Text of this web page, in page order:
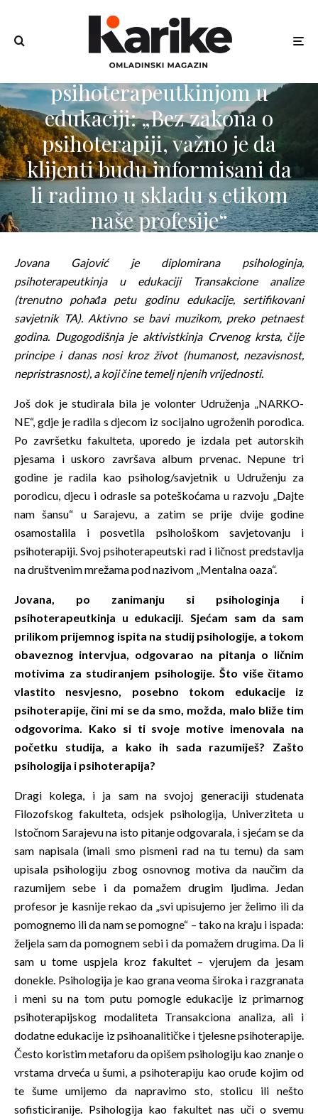
Intervju s Jovanom Gajović,
psihologinjom i
psihoterapeutkinjom u
edukaciji: „Bez zakona o
psihoterapiji, važno je da
klijenti budu informisani da
li radimo u skladu s etikom
naše profesije“
Ognjen Pjano Pitaj psihologa · 02/11/2022 ·
12 min read
Jovana Gajović je diplomirana psihologinja,
psihoterapeutkinja u edukaciji Transakcione analize
(trenutno pohađa petu godinu edukacije, sertifikovani
savjetnik TA). Aktivno se bavi muzikom, preko petnaest
godina. Dugogodišnja je aktivistkinja Crvenog krsta, čije
principe i danas nosi kroz život (humanost, nezavisnost,
nepristrasnost), a koji čine temelj njenih vrijednosti.
Još dok je studirala bila je volonter Udruženja „NARKO-
NE“, gdje je radila s djecom iz socijalno ugroženih porodica.
Po završetku fakulteta, uporedo je izdala pet autorskih
pjesama i uskoro završava album prvenac. Nepune tri
godine je radila kao psiholog/savjetnik u Udruženju za
porodicu, djecu i odrasle sa poteškoćama u razvoju „Dajte
nam šansu“ u Sarajevu, a zatim se prije dvije godine
osamostalila i posvetila psihološkom savjetovanju i
psihoterapiji. Svoj psihoterapeutski rad i ličnost predstavlja
na društvenim mrežama pod nazivom „Mentalna oaza“.
Jovana, po zanimanju si psihologinja i
psihoterapeutkinja u edukaciji. Sjećam sam da sam
prilikom prijemnog ispita na studij psihologije, a tokom
obaveznog intervjua, odgovarao na pitanja o ličnim
motivima za studiranjem psihologije. Što više čitamo
vlastito nesvjesno, posebno tokom edukacije iz
psihoterapije, čini mi se da smo, možda, malo bliže tim
odgovorima. Kako si ti svoje motive imenovala na
početku studija, a kako ih sada razumiješ? Zašto
psihologija i psihoterapija?
Dragi kolega, i ja sam na svojoj generaciji studenata
Filozofskog fakulteta, odsjek psihologija, Univerziteta u
Istočnom Sarajevu na isto pitanje odgovarala, i sjećam se da
sam napisala (imali smo pismeni rad na tu temu) da sam
upisala psihologiju zbog osnovnog motiva da naučim da
razumijem sebe i da pomažem drugim ljudima. Jedan
profesor je kasnije rekao da „svi upisujemo jer želimo ili da
pomognemo ili da nam se pomogne“ – tako na kraju i ispada:
željela sam da pomognem sebi i da pomažem drugima. Da li
sam u tome uspjela kroz fakultet – vjerujem da jesam
donekle. Psihologija je kao grana veoma široka i razgranata
i meni su na tom putu pomogle edukacije iz primarnog
psihoterapijskog modaliteta Transakciona analiza, ali i
dodatne edukacije iz psihoanalitičke i tjelesne psihoterapije.
Često koristim metaforu da opišem psihologiju kao znanje o
vrstama drveća u šumi, a psihoterapiju kao oruđe kojim od
te šume umijemo da napravimo sto, stolicu ili nešto
sofisticiranije. Psihologija kao fakultet nas uči o svemu